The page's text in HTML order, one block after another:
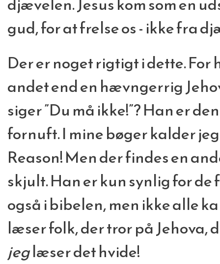
gud, for at frelse os - ikke fra
Der er noget rigtigt i dette. For
andet end en hævngerrig
siger ”Du må ikke!”? Han er
fornuft. I mine bøger kalder
Reason! Men der findes en
skjult. Han er kun synlig for
også i bibelen, men ikke alle
læser folk, der tror på Jehova,
jeglæser det hvide!